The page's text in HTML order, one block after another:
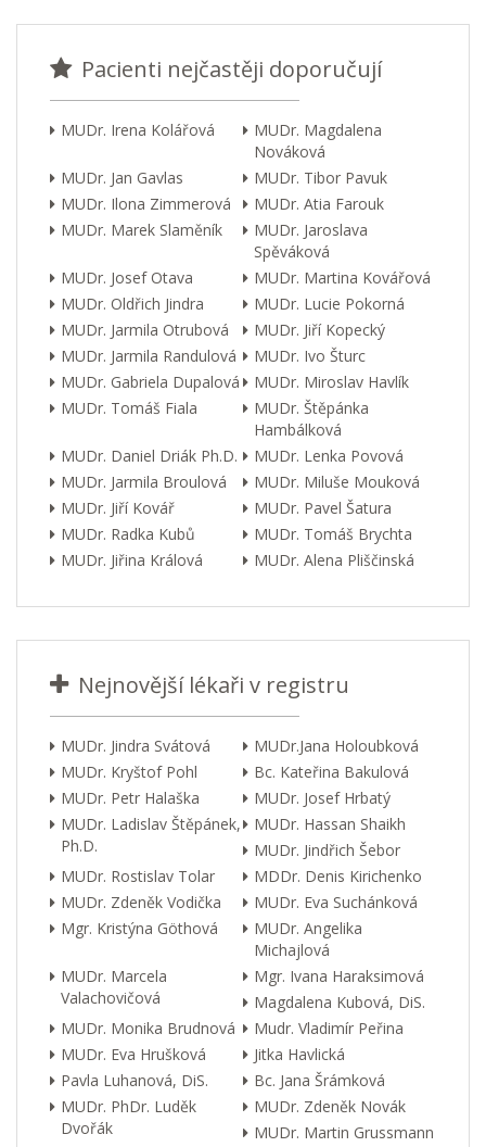
Pacienti nejčastěji doporučují
MUDr. Irena Kolářová
MUDr. Magdalena
Nováková
MUDr. Jan Gavlas
MUDr. Tibor Pavuk
MUDr. Ilona Zimmerová
MUDr. Atia Farouk
MUDr. Marek Slaměník
MUDr. Jaroslava
Spěváková
MUDr. Josef Otava
MUDr. Martina Kovářová
MUDr. Oldřich Jindra
MUDr. Lucie Pokorná
MUDr. Jarmila Otrubová
MUDr. Jiří Kopecký
MUDr. Jarmila Randulová
MUDr. Ivo Šturc
MUDr. Gabriela Dupalová
MUDr. Miroslav Havlík
MUDr. Tomáš Fiala
MUDr. Štěpánka
Hambálková
MUDr. Daniel Driák Ph.D.
MUDr. Lenka Povová
MUDr. Jarmila Broulová
MUDr. Miluše Mouková
MUDr. Jiří Kovář
MUDr. Pavel Šatura
MUDr. Radka Kubů
MUDr. Tomáš Brychta
MUDr. Jiřina Králová
MUDr. Alena Pliščinská
Nejnovější lékaři v registru
MUDr. Jindra Svátová
MUDr.Jana Holoubková
MUDr. Kryštof Pohl
Bc. Kateřina Bakulová
MUDr. Petr Halaška
MUDr. Josef Hrbatý
MUDr. Ladislav Štěpánek,
Ph.D.
MUDr. Hassan Shaikh
MUDr. Jindřich Šebor
MUDr. Rostislav Tolar
MDDr. Denis Kirichenko
MUDr. Zdeněk Vodička
MUDr. Eva Suchánková
Mgr. Kristýna Göthová
MUDr. Angelika
Michajlová
MUDr. Marcela
Valachovičová
Mgr. Ivana Haraksimová
Magdalena Kubová, DiS.
MUDr. Monika Brudnová
Mudr. Vladimír Peřina
MUDr. Eva Hrušková
Jitka Havlická
Pavla Luhanová, DiS.
Bc. Jana Šrámková
MUDr. PhDr. Luděk
Dvořák
MUDr. Zdeněk Novák
MUDr. Martin Grussmann